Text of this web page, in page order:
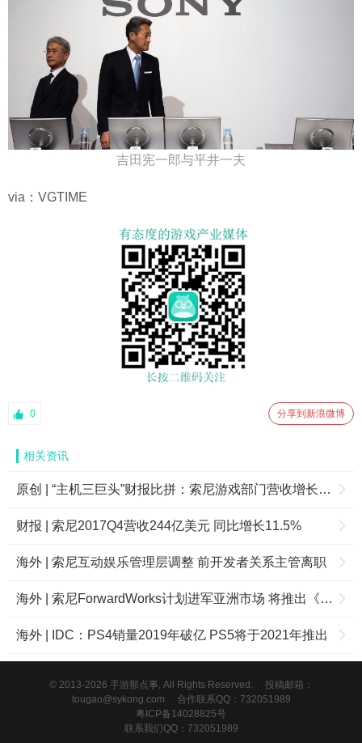
吉田宪一郎与平井一夫
via：VGTIME
0 分享到新浪微博
相关资讯
原创 | “主机三巨头”财报比拼：索尼游戏部门营收增长2.4倍，任天堂业绩未达预期
财报 | 索尼2017Q4营收244亿美元 同比增长11.5%
海外 | 索尼互动娱乐管理层调整 前开发者关系主管离职
海外 | 索尼ForwardWorks计划进军亚洲市场 将推出《海天之间》
海外 | IDC：PS4销量2019年破亿 PS5将于2021年推出
© 2013-2026 手游那点事, All Rights Reserved.
投稿邮箱：
tougao@sykong.com 合作联系QQ：732051989
粤ICP备14028825号
联系我们QQ：732051989